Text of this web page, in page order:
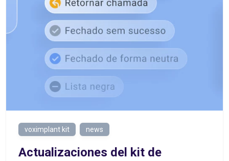
voximplant kit news
Actualizaciones del kit de